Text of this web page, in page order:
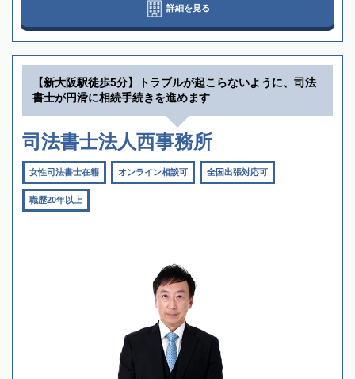
詳細を見る
【新大阪駅徒歩5分】トラブルが起こらないように、司法
書士が円滑に相続手続きを進めます
司法書士法人西事務所
女性司法書士在籍 オンライン相談可 全国出張対応可
職歴20年以上